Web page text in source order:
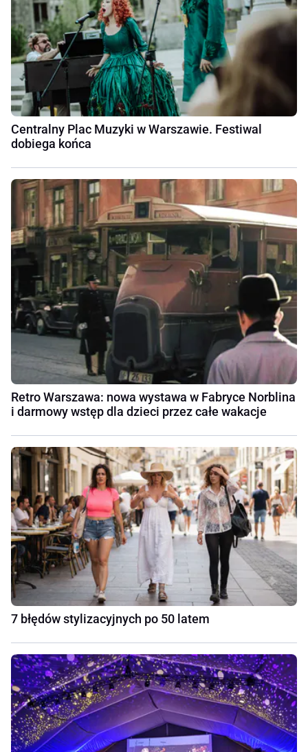
Centralny Plac Muzyki w Warszawie. Festiwal
dobiega końca
Retro Warszawa: nowa wystawa w Fabryce Norblina
i darmowy wstęp dla dzieci przez całe wakacje
7 błędów stylizacyjnych po 50 latem